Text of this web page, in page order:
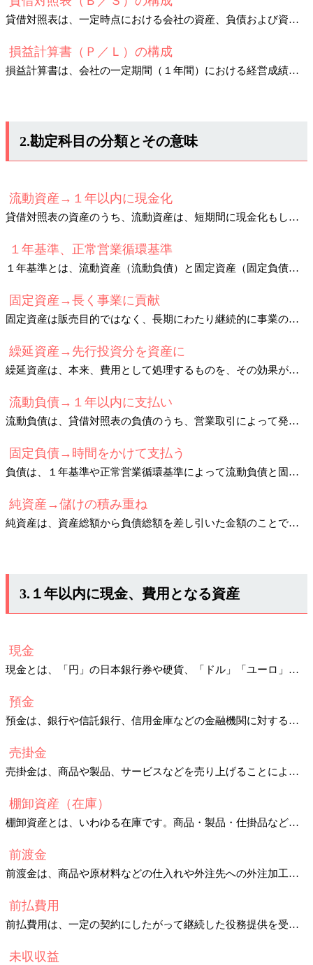
貸借対照表は、一定時点における会社の資産、負債および資本の状態（財政状態）を表すものです。
損益計算書（Ｐ／Ｌ）の構成
損益計算書は、会社の一定期間（１年間）における経営成績を表すものです。
2.勘定科目の分類とその意味
流動資産→１年以内に現金化
貸借対照表の資産のうち、流動資産は、短期間に現金化もしくは費用化できる資産のことをいいます。
１年基準、正常営業循環基準
１年基準とは、流動資産（流動負債）と固定資産（固定負債）を区別するための基準です。
固定資産→長く事業に貢献
固定資産は販売目的ではなく、長期にわたり継続的に事業のために利用することを目的として、会社が利用または保有する資産です。
繰延資産→先行投資分を資産に
繰延資産は、本来、費用として処理するものを、その効果が将来にかけてもたらされると考えられることから
流動負債→１年以内に支払い
流動負債は、貸借対照表の負債のうち、営業取引によって発生する短期間（１年以内）で支払いをしなければならない負債をいいます。
固定負債→時間をかけて支払う
負債は、１年基準や正常営業循環基準によって流動負債と固定負債に分けられます。
純資産→儲けの積み重ね
純資産は、資産総額から負債総額を差し引いた金額のことです。
3.１年以内に現金、費用となる資産
現金
現金とは、「円」の日本銀行券や硬貨、「ドル」「ユーロ」などの外国通貨のことをいいます。
預金
預金は、銀行や信託銀行、信用金庫などの金融機関に対する会社現金の預け金です。
売掛金
売掛金は、商品や製品、サービスなどを売り上げることによって生じる売上代金の未収金や請負工事の
棚卸資産（在庫）
棚卸資産とは、いわゆる在庫です。商品・製品・仕掛品などの事業での販売を目的として保有する資産のことをいいます。
前渡金
前渡金は、商品や原材料などの仕入れや外注先への外注加工の発注し、商品の受け入れや外注加工完了の前に、代金の一部や全額を支払ったときに使います。
前払費用
前払費用は、一定の契約にしたがって継続した役務提供を受けるとき、まだ受けていない役務に対して支払われた対価のことをいいます。
未収収益